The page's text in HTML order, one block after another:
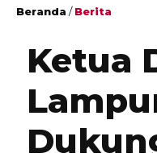
Beranda /Berita
Ketua